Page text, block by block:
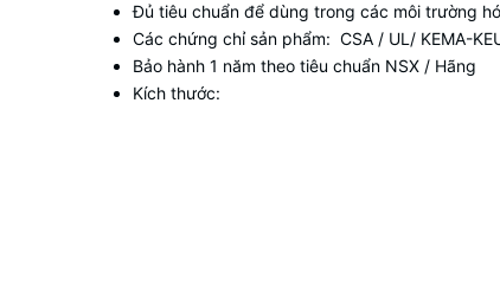
Đủ tiêu chuẩn để dùng trong các môi trường
Các chứng chỉ sản phẩm: CSA / UL/ KEMA-
Bảo hành 1 năm theo tiêu chuẩn NSX / Hãng
Kích thước: